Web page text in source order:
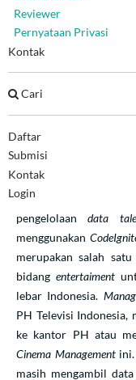
Reviewer
Pernyataan Privasi
Kontak
Cari
Daftar
Submisi
Kontak
Login
DOI:https://doi.org/
Kata Kunci:
Abstrak
Penelitian ini
pengelolaandata
menggunakan
merupakan salah satu
bidang entertaiment
lebar Indonesia.
PH Televisi Indonesia,
ke kantor PH atau
Cinema Management
masih mengambil